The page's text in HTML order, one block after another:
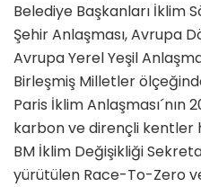
Belediye Başkanları İklim
Şehir Anlaşması, Avrupa
Avrupa Yerel Yeşil
Birleşmiş Milletler
Paris İklim Anlaşması´nın
karbon ve dirençli kentler
BM İklim Değişikliği
yürütülen Race-To-Zero